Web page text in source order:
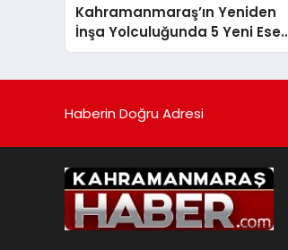
Kahramanmaraş’ın Yeniden
İnşa Yolculuğunda 5 Yeni Eser
Daha Hizmete Açıldı
Haberin Doğru Adresi